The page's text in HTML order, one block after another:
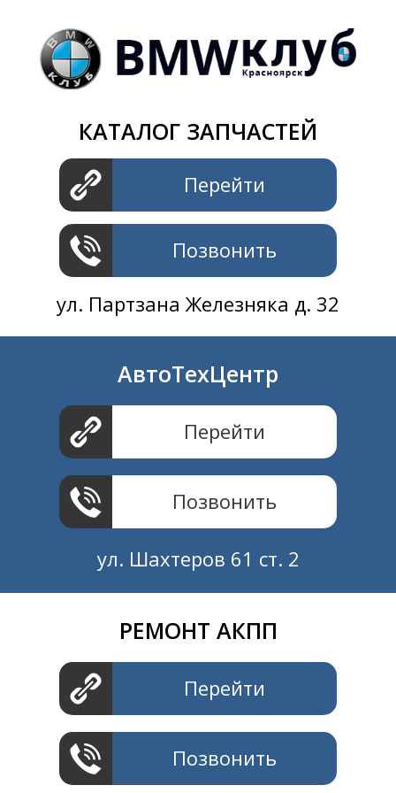
КАТАЛОГ ЗАПЧАСТЕЙ
Перейти
Позвонить
ул. Партзана Железняка д. 32
АвтоТехЦентр
Перейти
Позвонить
ул. Шахтеров 61 ст. 2
РЕМОНТ АКПП
Перейти
Позвонить
+7 391 2801414
ул. Шахтеров 61 ст.2
+7 391 2311414
ул. Шахтеров 61 ст.2